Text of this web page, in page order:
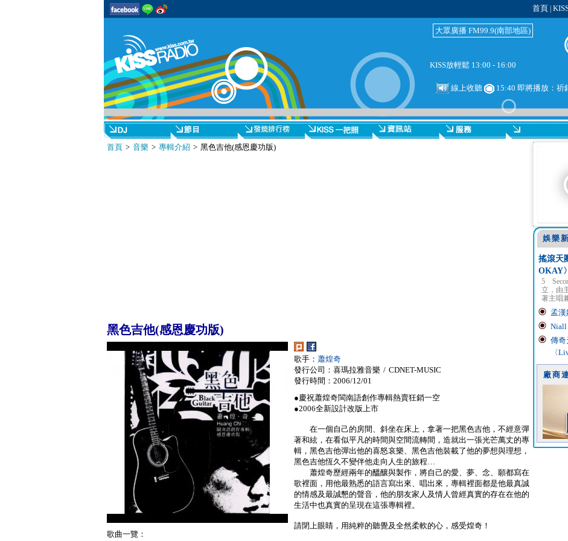
首頁
大眾廣播 FM99.9(南部地區)
KISS放輕鬆 13:00 - 16:00
線上收聽 15:40 即將播放：祈
首頁> 音樂> 專輯介紹 > 黑色吉他(感恩慶功版)
黑色吉他(感恩慶功版)
歌手： 蕭煌奇
發行公司：喜瑪拉雅音樂 / CDNET-MUSIC
發行時間：2006/12/01
●慶祝蕭煌奇閩南語創作專輯熱賣狂銷一空
●2006全新設計改版上市
在一個自己的房間、斜坐在床上，拿著一把黑色吉他，不經意彈
著和絃，在看似平凡的時間與空間流轉間，造就出一張光芒萬丈的專
輯，黑色吉他彈出他的喜怒哀樂、黑色吉他裝載了他的夢想與理想，
黑色吉他恆久不變伴他走向人生的旅程…
蕭煌奇歷經兩年的醞釀與製作，將自己的愛、夢、念、願都寫在
歌裡面，用他最熟悉的語言寫出來、唱出來，專輯裡面都是他最真誠
的情感及最誠懇的聲音，他的朋友家人及情人曾經真實的存在在他的
生活中也真實的呈現在這張專輯裡。
請閉上眼睛，用純粹的聽覺及全然柔軟的心，感受煌奇！
歌曲一覽：
娛樂
搖滾天
OKAY〉
5
立，由
著主唱
孟漢
Niall
傳奇
〈
廠商